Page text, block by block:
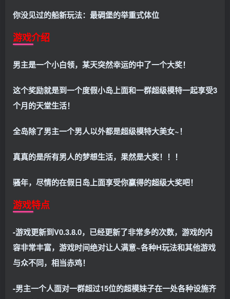
你没见过的船新玩法：最碉堡的举重式体位
游戏介绍
男主是一个小白领，某天突然幸运的中了一个大奖！
这个奖励就是到一个度假小岛上面和一群超级模特一起享受3
个月的天堂生活！
全岛除了男主一个男人以外都是超级模特大美女~！
真真的是所有男人的梦想生活，果然是大奖！！！
骚年，尽情的在假日岛上面享受你赢得的超级大奖吧！
游戏特点
-游戏更新到V0.3.8.0，已经更新了非常多的次数，游戏的内
容非常丰富，游戏时间绝对让人满意~各种H玩法和其他游戏
与众不同，相当赤鸡！
-男主一个人面对一群超过15位的超模妹子在一处各种设施齐